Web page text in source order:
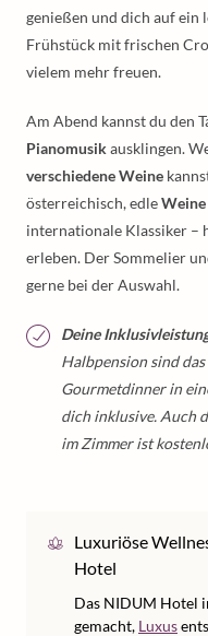
genießen und dich auf ein
Frühstück mit frischen
vielem mehr freuen.
Am Abend kannst du den
Pianomusikausklingen.
verschiedene Weine
österreichisch, edleWeine
internationale Klassiker –
erleben. Der Sommelier
gerne bei der Auswahl.
Deine
Halbpension sind
Gourmetdinner in
dich inklusive. Auch
im Zimmer ist
Luxuriöse
Hotel
Das NIDUM Hotel
gemacht, Luxus